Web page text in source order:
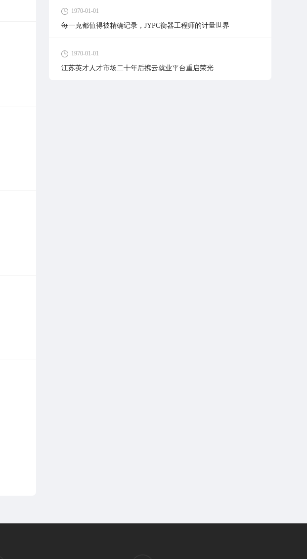
1970-01-01
每一克都值得被精确记录，JYPC衡器工程师的计量世界
1970-01-01
江苏英才人才市场二十年后携云就业平台重启荣光